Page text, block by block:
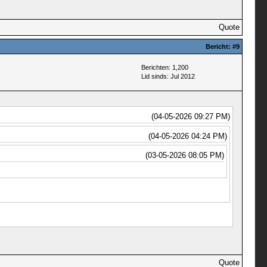
Quote
Bericht: #9
Berichten: 1,200
Lid sinds: Jul 2012
(04-05-2026 09:27 PM)
(04-05-2026 04:24 PM)
(03-05-2026 08:05 PM)
Quote